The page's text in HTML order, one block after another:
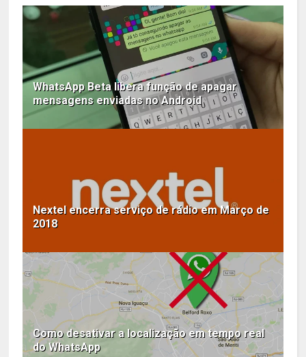
WhatsApp Beta libera função de apagar
mensagens enviadas no Android
Nextel encerra serviço de rádio em Março de
2018
Como desativar a localização em tempo real
do WhatsApp